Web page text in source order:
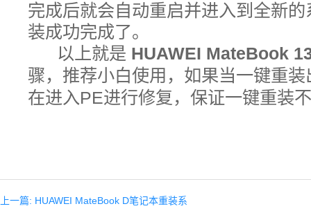
完成后就会自动重启并进入到全新
装成功完成了。
以上就是 HUAWEI MateBook
骤，推荐小白使用，如果当一键重
在进入PE进行修复，保证一键重装
上一篇: HUAWEI MateBook D笔记本重装系